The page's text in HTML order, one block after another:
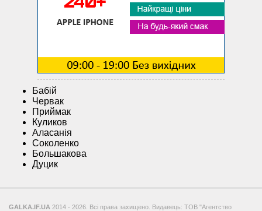
Бабій
Червак
Приймак
Куликов
Аласанія
Соколенко
Большакова
Дуцик
GALKA.IF.UA 2014 - 2026. Всі права захищено. Видавець: ТОВ "Агентство